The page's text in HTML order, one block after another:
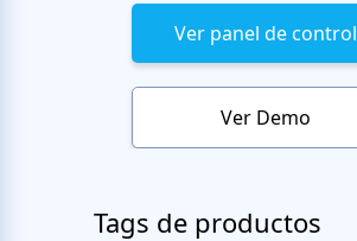
Ver panel de control
Ver Demo
Tags de productos